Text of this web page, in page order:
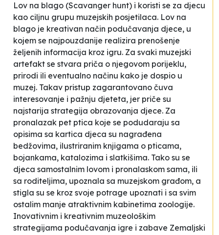
Lov na blago (Scavanger hunt) i koristi se za djecu
kao ciljnu grupu muzejskih posjetilaca. Lov na
blago je kreativan način podučavanja djece, u
kojem se najpouzdanije realizira prenošenje
željenih informacija kroz igru. Za svaki muzejski
artefakt se stvara priča o njegovom porijeklu,
prirodi ili eventualno načinu kako je dospio u
muzej. Takav pristup zagarantovano čuva
interesovanje i pažnju djeteta, jer priče su
najstarija strategija obrazovanja djece. Za
pronalazak pet ptica koje se podudaraju sa
opisima sa kartica djeca su nagrađena
bedžovima, ilustriranim knjigama o pticama,
bojankama, katalozima i slatkišima. Tako su se
djeca samostalnim lovom i pronalaskom sama, ili
sa roditeljima, upoznala sa muzejskom građom, a
stigla su se kroz svoje potrage upoznati i sa svim
ostalim manje atraktivnim kabinetima zoologije.
Inovativnim i kreativnim muzeološkim
strategijama podučavanja igre i zabave Zemaljski